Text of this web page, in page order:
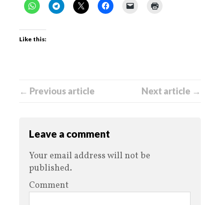
Like this:
← Previous article Next article →
Leave a comment
Your email address will not be
published.
Comment